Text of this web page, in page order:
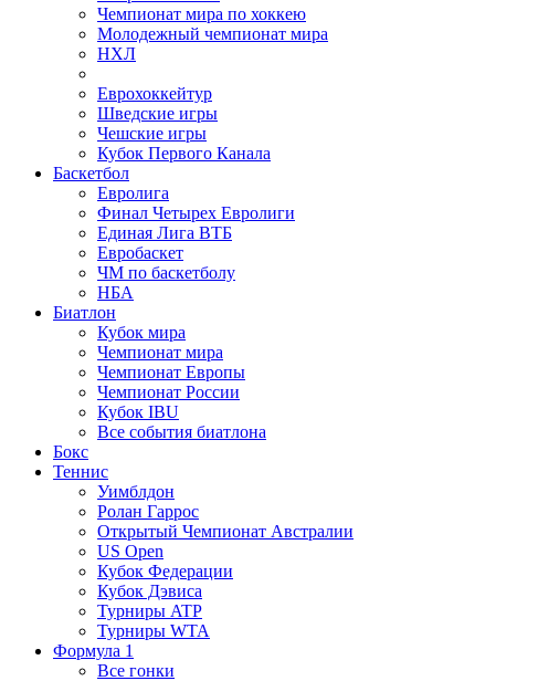
Чемпионат мира по хоккею
Молодежный чемпионат мира
НХЛ
Еврохоккейтур
Шведские игры
Чешские игры
Кубок Первого Канала
Баскетбол
Евролига
Финал Четырех Евролиги
Единая Лига ВТБ
Евробаскет
ЧМ по баскетболу
НБА
Биатлон
Кубок мира
Чемпионат мира
Чемпионат Европы
Чемпионат России
Кубок IBU
Все события биатлона
Бокс
Теннис
Уимблдон
Ролан Гаррос
Открытый Чемпионат Австралии
US Open
Кубок Федерации
Кубок Дэвиса
Турниры ATP
Турниры WTA
Формула 1
Все гонки